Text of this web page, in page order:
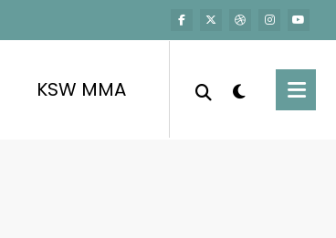
KSW MMA